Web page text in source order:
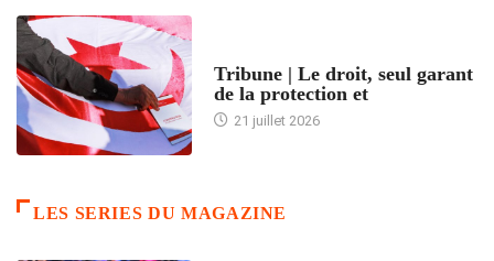
Tribune | Le droit, seul garant
de la protection et
21 juillet 2026
LES SERIES DU MAGAZINE